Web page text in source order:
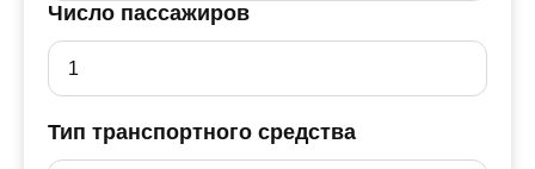
Число пассажиров
Тип транспортного средства